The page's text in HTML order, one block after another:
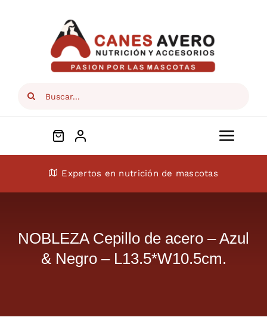
Search
ConócenosExpertos en nutrición de mascotas
NOBLEZA Cepillo de acero – Azul
& Negro – L13.5*W10.5cm.